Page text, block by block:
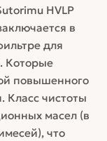
HVLP
в
для
Которые
повышенного
Класс чистоты
масел (в
что